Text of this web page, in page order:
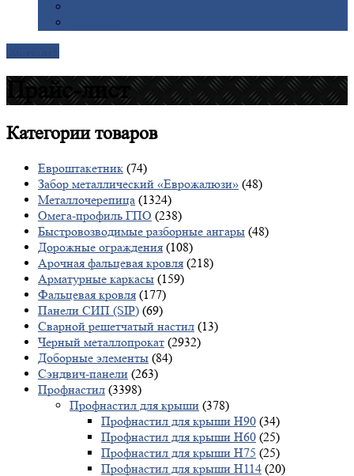
Прайс-лист
Категориитоваров
Евроштакетник (74)
Забор металлический «Еврожалюзи» (48)
Металлочерепица (1324)
Омега-профиль ГПО (238)
Быстровозводимые разборные ангары (48)
Дорожные ограждения (108)
Арочная фальцевая кровля (218)
Арматурные каркасы (159)
Фальцевая кровля (177)
Панели СИП (SIP) (69)
Сварной решетчатый настил (13)
Черный металлопрокат (2932)
Доборные элементы (84)
Сэндвич-панели (263)
Профнастил (3398)
Профнастил для крыши (378)
Профнастил для крыши Н90 (34)
Профнастил для крыши Н60 (25)
Профнастил для крыши Н75 (25)
Профнастил для крыши Н114 (20)